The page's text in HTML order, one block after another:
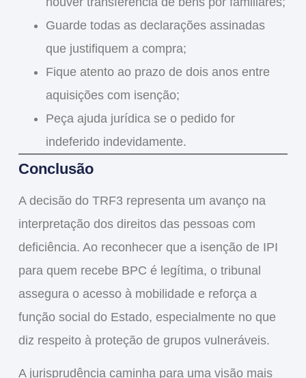
Guarde todas as declarações assinadas
que justifiquem a compra;
Fique atento ao prazo de dois anosentre
aquisições com isenção;
Peça ajuda jurídica se o pedido for
indeferido indevidamente.
Conclusão
A decisão do TRF3 representa um avanço na
interpretação dos direitos das pessoas com
deficiência. Ao reconhecer que a isenção de IPI
para quem recebe BPC é legítima, o tribunal
assegura o acesso à mobilidade e reforça a
função social do Estado, especialmente no que
diz respeito à proteção de grupos vulneráveis.
A jurisprudência caminha para uma visão mais